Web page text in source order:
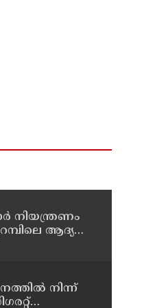
നിയന്ത്രണം
ആദ്യ
നിന്ന്